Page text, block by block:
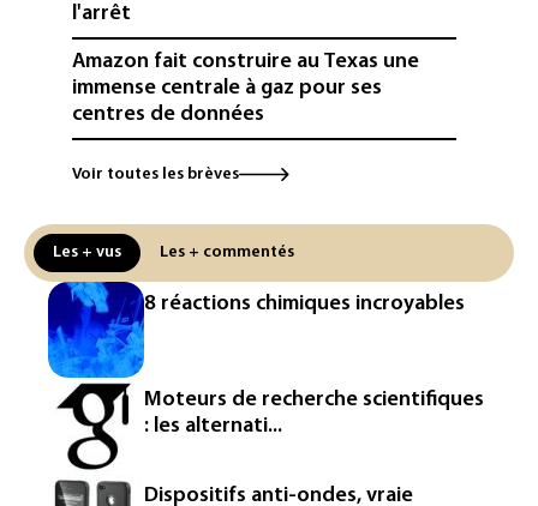
l'arrêt
Amazon fait construire au Texas une
immense centrale à gaz pour ses
centres de données
L'UE demande à Meta et TikTok de
renforcer la surveillance et la
Ceuta
L'Europe se prépare à une baisse de la
production d'électricité lors de l'éclipse
solaire
La métropole de Rouen porte plainte
contre BASF pour pollution aux PFAS
Canicule: à l'arrêt depuis fin juillet, la
centrale de Golfech reconnectée au
Voir toutes les brèves
Les + vus Les + commentés
8 réactions chimiques incroyables
Moteurs de recherche scientifiques
: les alternati...
Dispositifs anti-ondes, vraie